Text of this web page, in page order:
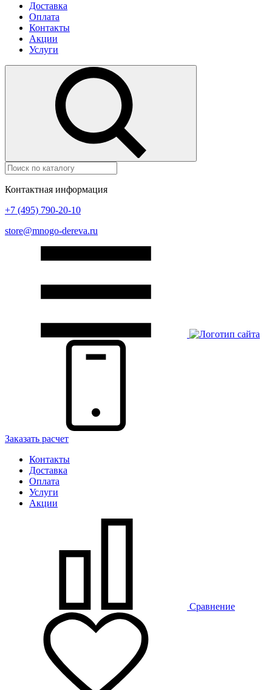
Доставка
Оплата
Контакты
Акции
Услуги
Контактная информация
+7 (495) 790-20-10
store@mnogo-dereva.ru
Заказать расчет
Контакты
Доставка
Оплата
Услуги
Акции
Сравнение